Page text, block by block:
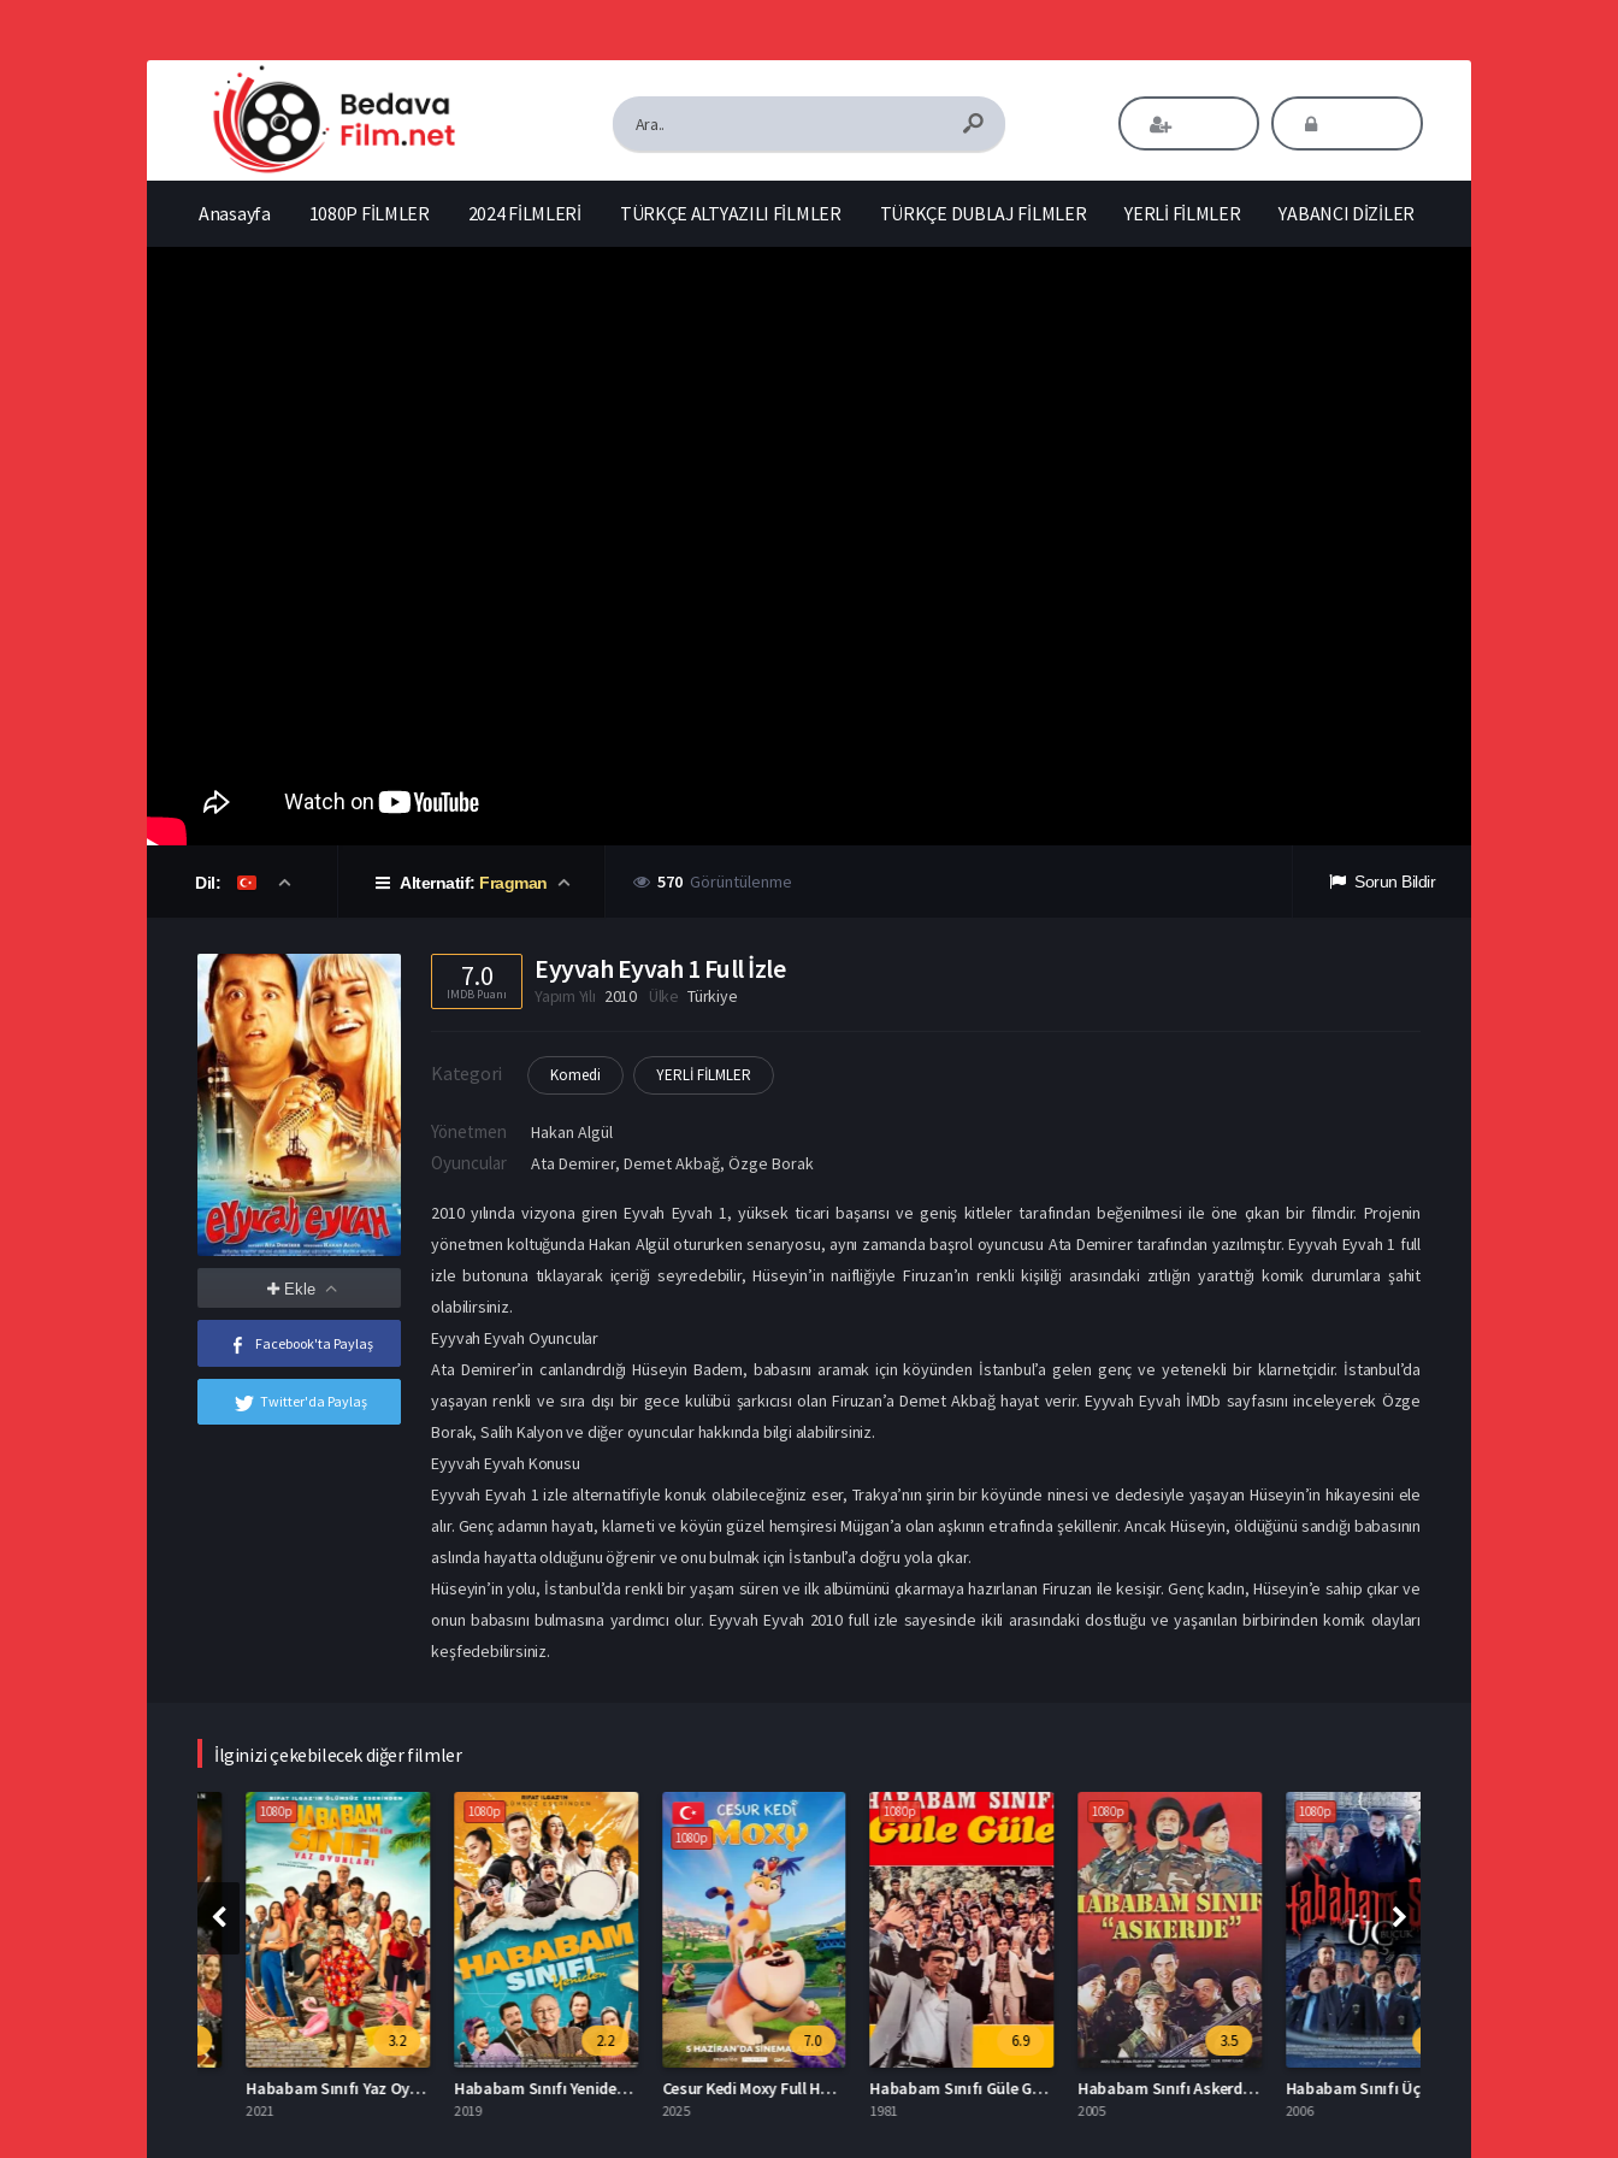
Anasayfa 1080P FİLMLER 2024 FİLMLERİ TÜRKÇE ALTYAZILI FİLMLER TÜRKÇE DUBLAJ FİLMLER YERLİ FİLMLER YABANCI DİZİLER
Dil: Alternatif: Fragman 570 Görüntülenme Sorun Bildir
Ekle
Facebook'ta Paylaş
Twitter'da Paylaş
7.0
IMDB Puanı
Eyyvah Eyvah 1 Full İzle
Yapım Yılı 2010 Ülke Türkiye
Kategori Komedi YERLİ FİLMLER
Yönetmen Hakan Algül
Oyuncular Ata Demirer,Demet Akbağ,Özge Borak
2010 yılında vizyona giren Eyvah Eyvah 1, yüksek ticari başarısı ve geniş kitleler tarafından beğenilmesi ile öne çıkan bir filmdir. Projenin
yönetmen koltuğunda Hakan Algül otururken senaryosu, aynı zamanda başrol oyuncusu Ata Demirer tarafından yazılmıştır. Eyyvah Eyvah 1 full
izle butonuna tıklayarak içeriği seyredebilir, Hüseyin’in naifliğiyle Firuzan’ın renkli kişiliği arasındaki zıtlığın yarattığı komik durumlara şahit
olabilirsiniz.
Eyyvah Eyvah Oyuncular
Ata Demirer’in canlandırdığı Hüseyin Badem, babasını aramak için köyünden İstanbul’a gelen genç ve yetenekli bir klarnetçidir. İstanbul’da
yaşayan renkli ve sıra dışı bir gece kulübü şarkıcısı olan Firuzan’a Demet Akbağ hayat verir. Eyyvah Eyvah İMDb sayfasını inceleyerek Özge
Borak, Salih Kalyon ve diğer oyuncular hakkında bilgi alabilirsiniz.
Eyyvah Eyvah Konusu
Eyyvah Eyvah 1 izle alternatifiyle konuk olabileceğiniz eser, Trakya’nın şirin bir köyünde ninesi ve dedesiyle yaşayan Hüseyin’in hikayesini ele
alır. Genç adamın hayatı, klarneti ve köyün güzel hemşiresi Müjgan’a olan aşkının etrafında şekillenir. Ancak Hüseyin, öldüğünü sandığı babasının
aslında hayatta olduğunu öğrenir ve onu bulmak için İstanbul’a doğru yola çıkar.
Hüseyin’in yolu, İstanbul’da renkli bir yaşam süren ve ilk albümünü çıkarmaya hazırlanan Firuzan ile kesişir. Genç kadın, Hüseyin’e sahip çıkar ve
onun babasını bulmasına yardımcı olur. Eyyvah Eyvah 2010 full izle sayesinde ikili arasındaki dostluğu ve yaşanılan birbirinden komik olayları
keşfedebilirsiniz.
İlginizi çekebilecek diğer filmler
1080p
3.2
Hababam Sınıfı Yaz Oyunları İzle
1080p
2.2
Hababam Sınıfı Yeniden İzle
1080p
7.0
Cesur Kedi Moxy Full HD İzle
1080p
6.9
Hababam Sınıfı Güle Güle Full HD İzle
1080p
3.5
Hababam Sınıfı Askerde Full İzle
3.1
Hababam Sınıfı Üç Buçuk İzle